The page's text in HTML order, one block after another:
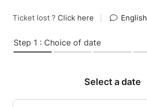
Ticket lost ? Click here English
Step 1 : Choice of date
Select a date